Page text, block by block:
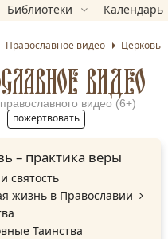
Библиотеки Календарь
Православное видео Церковь
ВИДЕО
видео (6+)
пожертвовать
– практика веры
святость
жизнь в Православии
Таинства